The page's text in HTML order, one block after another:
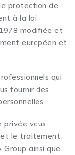
protection de
à la loi
modifiée et
européen et
qui
fournir des
privée vous
et le traitement
Group ainsi que